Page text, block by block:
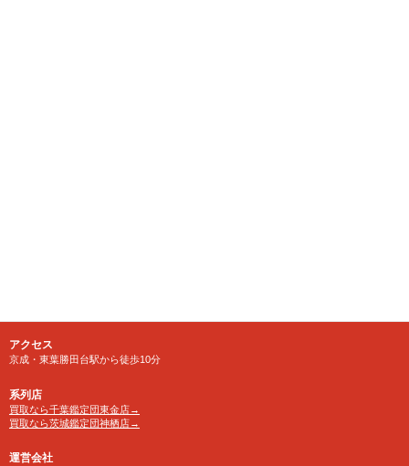
アクセス
京成・東葉勝田台駅から徒歩10分
系列店
買取なら千葉鑑定団東金店→
買取なら茨城鑑定団神栖店→
運営会社